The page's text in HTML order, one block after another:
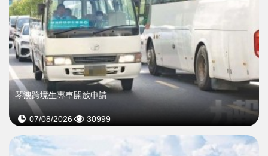
琴澳跨境生專車開放申請
07/08/2026 30999